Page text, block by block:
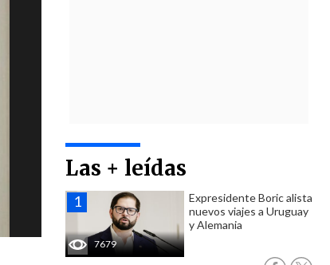
Las + leídas
7679
Expresidente Boric alista
nuevos viajes a Uruguay
y Alemania